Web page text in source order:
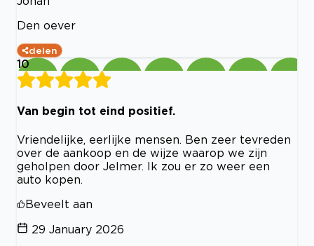
Den oever
delen
10
Van begin tot eind positief.
Vriendelijke, eerlijke mensen. Ben zeer tevreden
over de aankoop en de wijze waarop we zijn
geholpen door Jelmer. Ik zou er zo weer een
auto kopen.
Beveelt aan
29 January 2026